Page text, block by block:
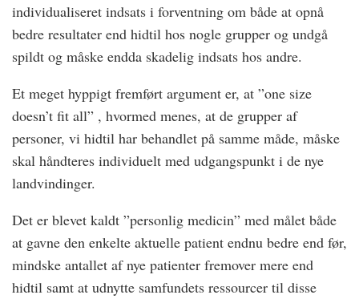
individualiseret indsats i forventning om både at opnå
bedre resultater end hidtil hos nogle grupper og undgå
spildt og måske endda skadelig indsats hos andre.
Et meget hyppigt fremført argument er, at ”one size
doesn’t fit all” , hvormed menes, at de grupper af
personer, vi hidtil har behandlet på samme måde, måske
skal håndteres individuelt med udgangspunkt i de nye
landvindinger.
Det er blevet kaldt ”personlig medicin” med målet både
at gavne den enkelte aktuelle patient endnu bedre end før,
mindske antallet af nye patienter fremover mere end
hidtil samt at udnytte samfundets ressourcer til disse